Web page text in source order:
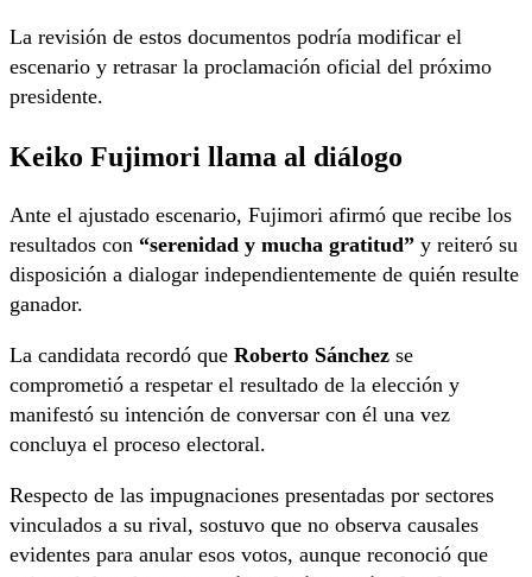
La revisión de estos documentos podría modificar el
escenario y retrasar la proclamación oficial del próximo
presidente.
Keiko Fujimori llama al diálogo
Ante el ajustado escenario, Fujimori afirmó que recibe los
resultados con “serenidad y mucha gratitud” y reiteró su
disposición a dialogar independientemente de quién resulte
ganador.
La candidata recordó que Roberto Sánchez se
comprometió a respetar el resultado de la elección y
manifestó su intención de conversar con él una vez
concluya el proceso electoral.
Respecto de las impugnaciones presentadas por sectores
vinculados a su rival, sostuvo que no observa causales
evidentes para anular esos votos, aunque reconoció que